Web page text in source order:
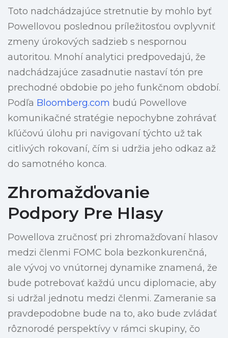
Toto nadchádzajúce stretnutie by mohlo byť
Powellovou poslednou príležitosťou ovplyvniť
zmeny úrokových sadzieb s nespornou
autoritou. Mnohí analytici predpovedajú, že
nadchádzajúce zasadnutie nastaví tón pre
prechodné obdobie po jeho funkčnom období.
Podľa Bloomberg.com budú Powellove
komunikačné stratégie nepochybne zohrávať
kľúčovú úlohu pri navigovaní týchto už tak
citlivých rokovaní, čím si udržia jeho odkaz až
do samotného konca.
Zhromažďovanie
Podpory Pre Hlasy
Powellova zručnosť pri zhromažďovaní hlasov
medzi členmi FOMC bola bezkonkurenčná,
ale vývoj vo vnútornej dynamike znamená, že
bude potrebovať každú uncu diplomacie, aby
si udržal jednotu medzi členmi. Zameranie sa
pravdepodobne bude na to, ako bude zvládať
rôznorodé perspektívy v rámci skupiny, čo